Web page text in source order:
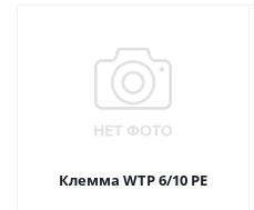
Клемма WTP 6/10 PE